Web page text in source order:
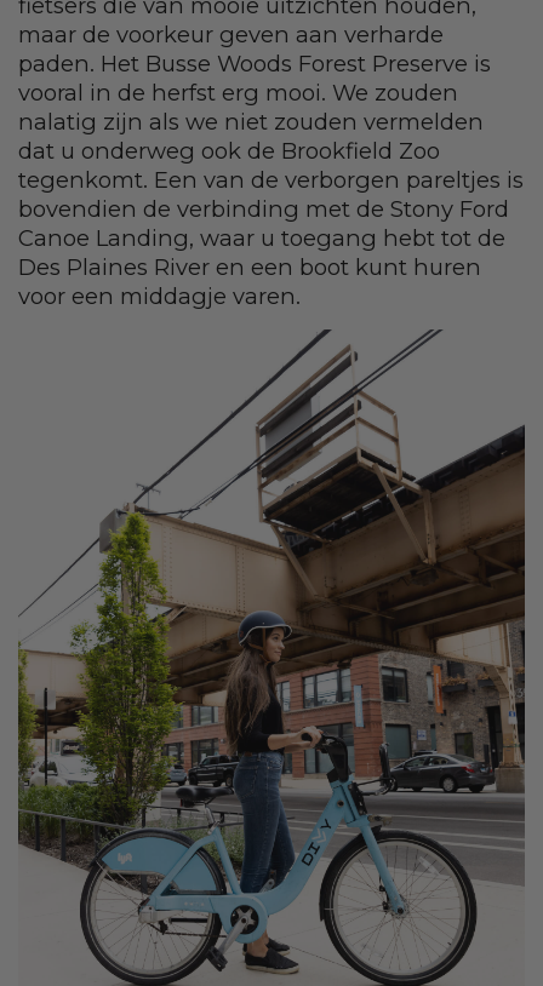
maar de voorkeur geven aan verharde
paden. Het Busse Woods Forest Preserve is
vooral in de herfst erg mooi. We zouden
nalatig zijn als we niet zouden vermelden
dat u onderweg ook de Brookfield Zoo
tegenkomt. Een van de verborgen pareltjes is
bovendien de verbinding met de Stony Ford
Canoe Landing, waar u toegang hebt tot de
Des Plaines River en een boot kunt huren
voor een middagje varen.